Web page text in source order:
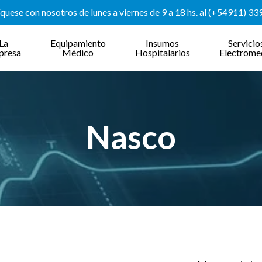
con nosotros de lunes a viernes de 9 a 18 hs. al (+54911)
La
Equipamiento
Médico
Insumos
Hospitalarios
Nasco